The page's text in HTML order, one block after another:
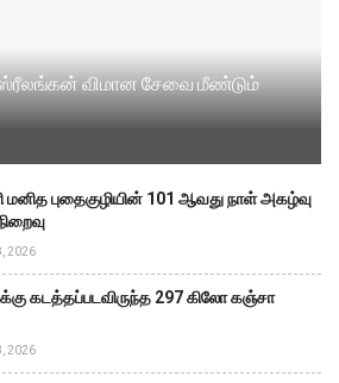
ஸ்ரீலங்கன் விமான சேவை மீண்டும்
புதைகுழியின் 101 ஆவது நாள் அகழ்வு
2026
கடத்தப்படவிருந்த 297 கிலோ கஞ்சா
2026